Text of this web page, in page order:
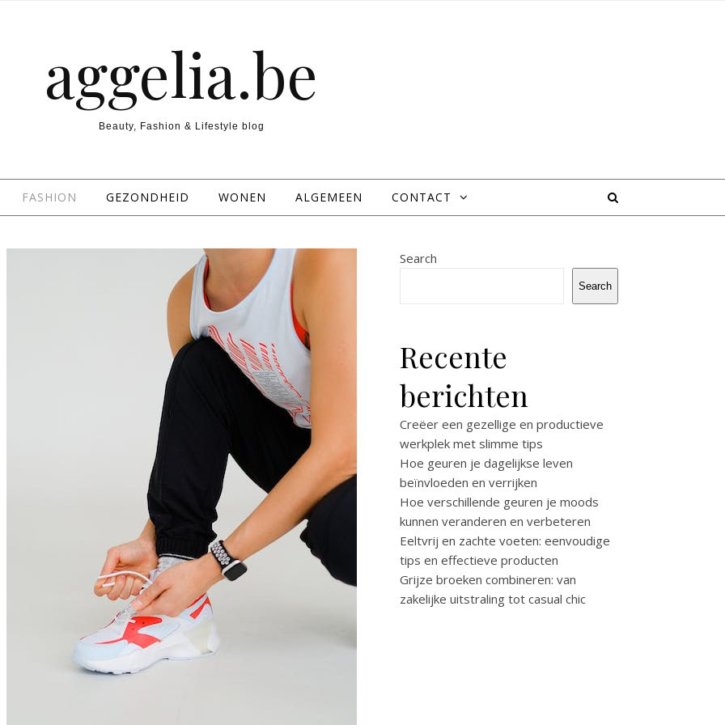
aggelia.be
Beauty, Fashion & Lifestyle blog
FASHION GEZONDHEID WONEN ALGEMEEN CONTACT
Search
Search
Recente
berichten
Creëer een gezellige en productieve
werkplek met slimme tips
Hoe geuren je dagelijkse leven
beïnvloeden en verrijken
Hoe verschillende geuren je moods
kunnen veranderen en verbeteren
Eeltvrij en zachte voeten: eenvoudige
tips en effectieve producten
Grijze broeken combineren: van
zakelijke uitstraling tot casual chic